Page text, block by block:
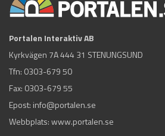
Portalen Interaktiv AB
Kyrkvägen 7A 444 31 STENUNGSUND
Tfn: 0303-679 50
Fax: 0303-679 55
Epost: info@portalen.se
Webbplats: www.portalen.se